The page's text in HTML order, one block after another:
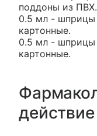
поддоны из ПВХ.
0.5 мл - шприцы
картонные.
0.5 мл - шприцы
картонные.
действие